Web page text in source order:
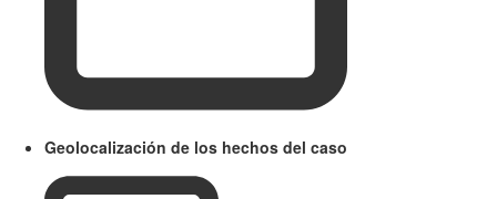
Geolocalización de los hechos del caso